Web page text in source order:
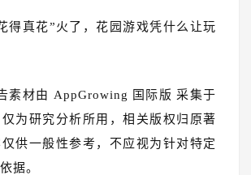
得真花”火了，花园游戏凭什么让玩
素材由 AppGrowing 国际版 采集于
为研究分析所用，相关版权归原著
供一般性参考，不应视为针对特定
据。